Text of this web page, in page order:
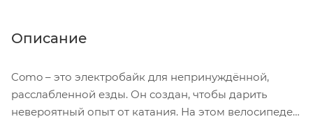
Описание
Como – это электробайк для непринуждённой,
расслабленной езды. Он создан, чтобы дарить
невероятный опыт от катания. На этом велосипеде